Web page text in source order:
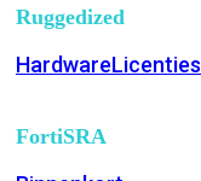
Ruggedized
HardwareLicenties
FortiSRA